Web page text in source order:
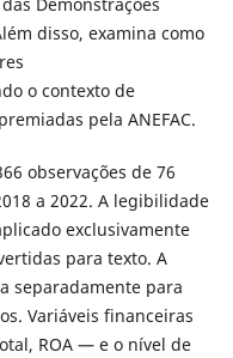
Demonstrações
disso, examina como
o contexto de
pela ANEFAC.
observações de 76
a 2022. A legibilidade
exclusivamente
para texto. A
separadamente para
Variáveis financeiras
ROA — e o nível de